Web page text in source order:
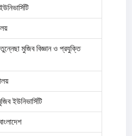
মুজিব বিজ্ঞান ও প্রযুক্তি
ইউনিভার্সিটি